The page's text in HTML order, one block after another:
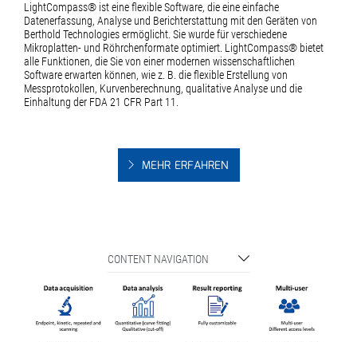
LightCompass® ist eine flexible Software, die eine einfache
Datenerfassung, Analyse und Berichterstattung mit den Geräten von
Berthold Technologies ermöglicht. Sie wurde für verschiedene
Mikroplatten- und Röhrchenformate optimiert. LightCompass® bietet
alle Funktionen, die Sie von einer modernen wissenschaftlichen
Software erwarten können, wie z. B. die flexible Erstellung von
Messprotokollen, Kurvenberechnung, qualitative Analyse und die
Einhaltung der FDA 21 CFR Part 11.
MEHR ERFAHREN
CONTENT NAVIGATION